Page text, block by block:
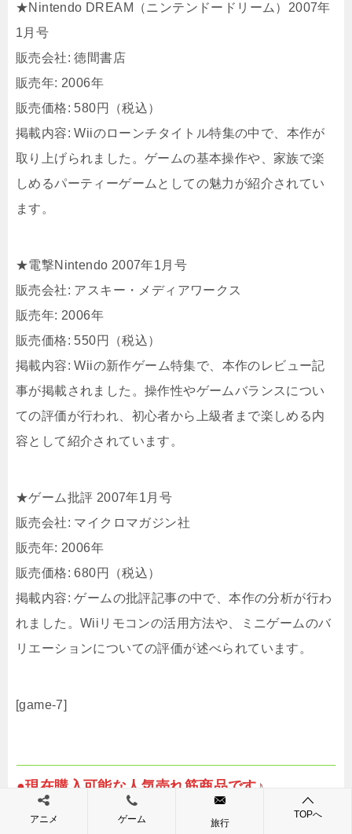
★Nintendo DREAM（ニンテンドードリーム）2007年
1月号
販売会社: 徳間書店
販売年: 2006年
販売価格: 580円（税込）
掲載内容: Wiiのローンチタイトル特集の中で、本作が
取り上げられました。​ゲームの基本操作や、家族で楽
しめるパーティーゲームとしての魅力が紹介されてい
ます。​
★電撃Nintendo 2007年1月号
販売会社: アスキー・メディアワークス
販売年: 2006年
販売価格: 550円（税込）
掲載内容: Wiiの新作ゲーム特集で、本作のレビュー記
事が掲載されました。​操作性やゲームバランスについ
ての評価が行われ、初心者から上級者まで楽しめる内
容として紹介されています。​
★ゲーム批評 2007年1月号
販売会社: マイクロマガジン社
販売年: 2006年
販売価格: 680円（税込）
掲載内容: ゲームの批評記事の中で、本作の分析が行わ
れました。​Wiiリモコンの活用方法や、ミニゲームのバ
リエーションについての評価が述べられています。​
[game-7]
●現在購入可能な人気売れ筋商品です♪
アニメ ゲーム 旅行
TOPへ